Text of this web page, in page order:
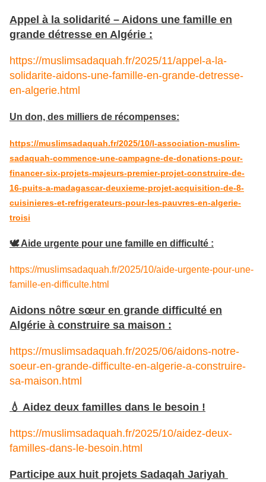
Appel à la solidarité – Aidons une famille en
grande détresse en Algérie :
https://muslimsadaquah.fr/2025/11/appel-a-la-
solidarite-aidons-une-famille-en-grande-detresse-
en-algerie.html
Un don, des milliers de récompenses:
https://muslimsadaquah.fr/2025/10/l-association-muslim-
sadaquah-commence-une-campagne-de-donations-pour-
financer-six-projets-majeurs-premier-projet-construire-de-
16-puits-a-madagascar-deuxieme-projet-acquisition-de-8-
cuisinieres-et-refrigerateurs-pour-les-pauvres-en-algerie-
troisi
🕊️ Aide urgente pour une famille en difficulté :
https://muslimsadaquah.fr/2025/10/aide-urgente-pour-une-
famille-en-difficulte.html
Aidons nôtre sœur en grande difficulté en
Algérie à construire sa maison :
https://muslimsadaquah.fr/2025/06/aidons-notre-
soeur-en-grande-difficulte-en-algerie-a-construire-
sa-maison.html
💧 Aidez deux familles dans le besoin !
https://muslimsadaquah.fr/2025/10/aidez-deux-
familles-dans-le-besoin.html
Participe aux huit projets Sadaqah Jariyah